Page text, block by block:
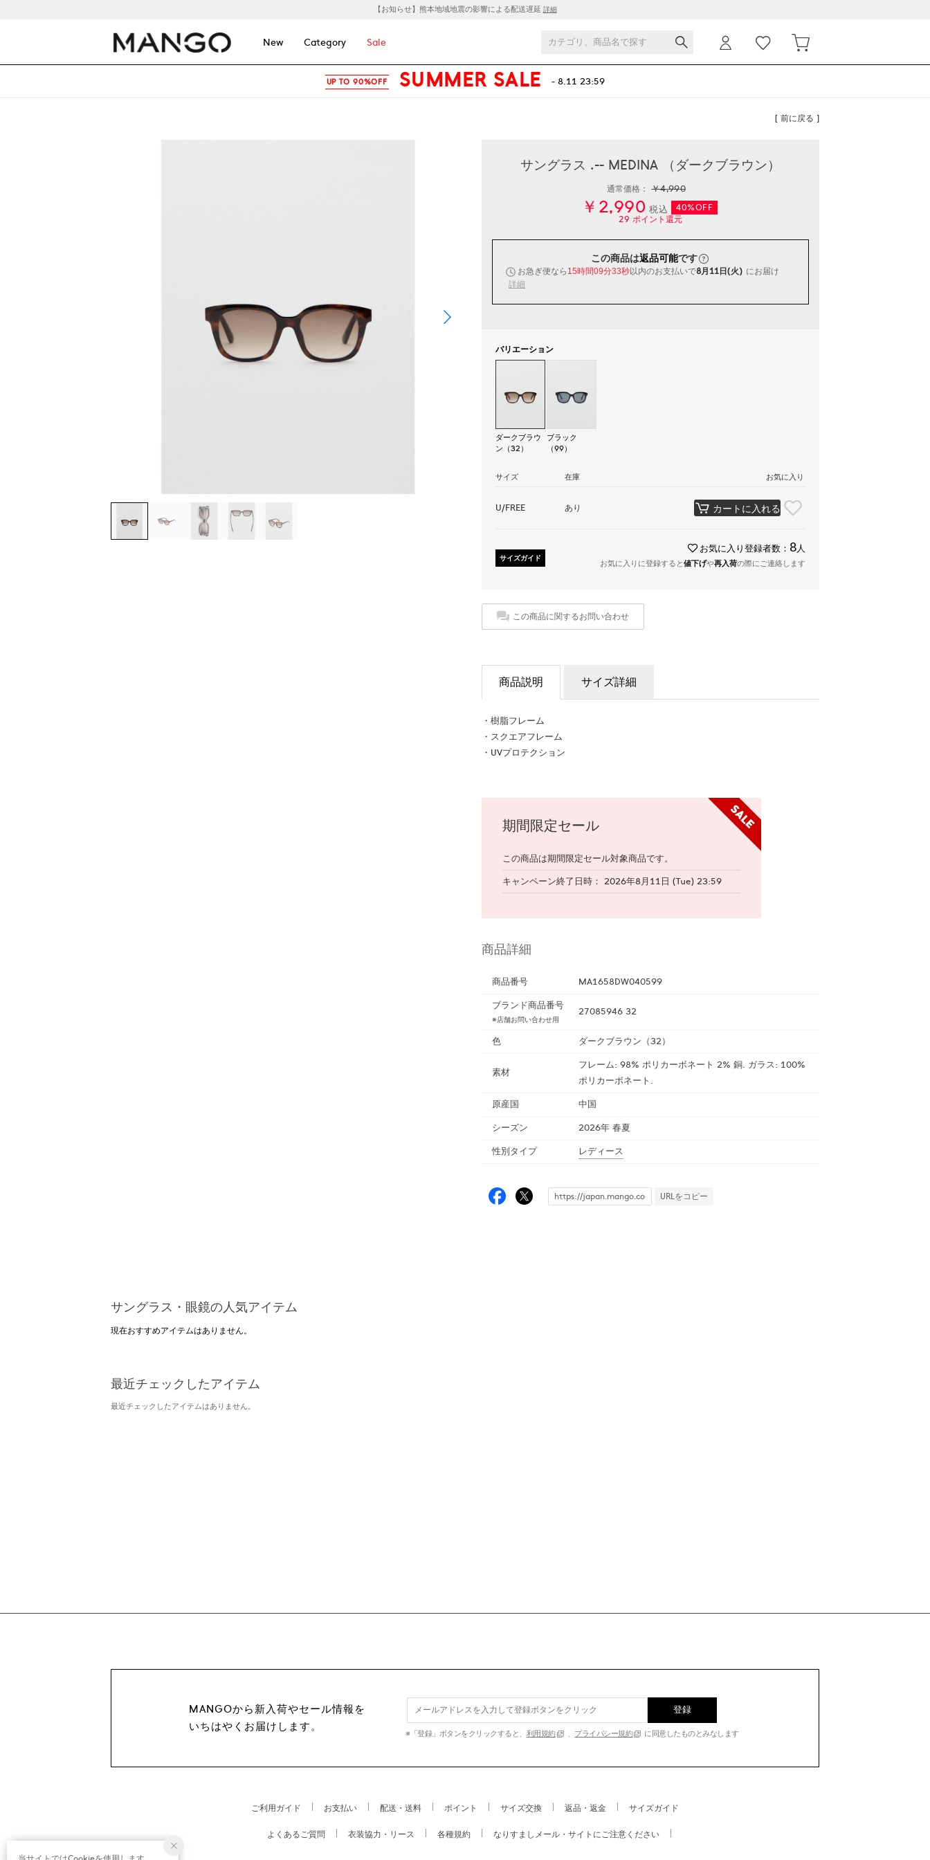
【お知らせ】熊本地域地震の影響による配送遅延 詳細
New Category Sale
UP TO 90%OFF SUMMER SALE - 8.11 23:59
[ 前に戻る ]
サングラス .-- MEDINA （ダークブラウン）
通常価格：￥4,990
￥2,990 税込
40%OFF
29 ポイント還元
この商品は返品可能です
お急ぎ便なら 15時間09分32秒以内のお支払いで8月11日(火) にお届け
詳細
バリエーション
ダークブラウ
ン（32）
ブラック
（99）
サイズ 在庫 お気に入り
U/FREE あり カートに入れる
サイズガイド
お気に入り登録者数： 8 人
お気に入りに登録すると値下げや再入荷の際にご連絡します
この商品に関するお問い合わせ
商品説明 サイズ詳細
・樹脂フレーム
・スクエアフレーム
・UVプロテクション
期間限定セール
この商品は期間限定セール対象商品です。
キャンペーン終了日時
2026年8月11日 (Tue) 23:59
商品詳細
商品番号
MA1658DW040599
ブランド商品番号
※店舗お問い合わせ用
27085946 32
色 ダークブラウン（32）
素材
フレーム: 98% ポリカーボネート 2% 銅. ガラス: 100%
ポリカーボネート.
原産国
中国
シーズン
2026年 春夏
性別タイプ
レディース
URLをコピー
サングラス・眼鏡の人気アイテム
現在おすすめアイテムはありません。
最近チェックしたアイテム
最近チェックしたアイテムはありません。
MANGOから新入荷やセール情報を
いちはやくお届けします。
登録
※「登録」ボタンをクリックすると、 利用規約 、 プライバシー規約 に同意したものとみなします
ご利用ガイド お支払い 配送・送料 ポイント サイズ交換 返品・返金 サイズガイド
よくあるご質問 衣装協力・リース 各種規約 なりすましメール・サイトにご注意ください